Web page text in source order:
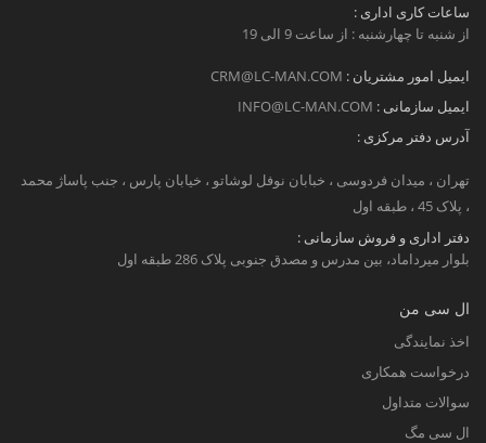
ساعات کاری اداری :
از شنبه تا چهارشنبه : از ساعت 9 الی 19
ایمیل امور مشتریان : CRM@LC-MAN.COM
ایمیل سازمانی : INFO@LC-MAN.COM
آدرس دفتر مرکزی :
تهران ، میدان فردوسی ، خبابان نوفل لوشاتو ، خیابان پارس ، جنب پاساژ محمد
، پلاک 45 ، طبقه اول
دفتر اداری و فروش سازمانی :
بلوار میرداماد، بین مدرس و مصدق جنوبی پلاک 286 طبقه اول
ال سی من
اخذ نمایندگی
درخواست همکاری
سوالات متداول
ال سی مگ